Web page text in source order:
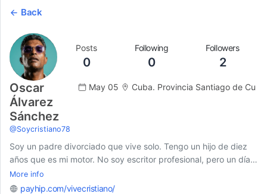
Back
Posts
0
Following
0
Followers
2
Oscar
Álvarez
Sánchez
@Soycristiano78
May 05 Cuba. Provincia Santiago de Cu
Soy un padre divorciado que vive solo. Tengo un hijo de diez
años que es mi motor. No soy escritor profesional, pero un día
empecé a escribir para desahogarme, para poner en orden las
ideas, para no ahogarme en silencio.
More info
payhip.com/vivecristiano/